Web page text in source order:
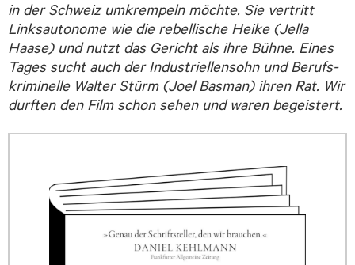
in der Schweiz um­krem­peln möchte. Sie ver­tritt
Links­auto­nome wie die rebel­lische Heike (Jella
Haase) und nutzt das Ge­richt als ihre Büh­ne. Eines
Tages sucht auch der Indus­triellen­sohn und Berufs­
krimi­nelle Walter Stürm (Joel Basman) ihren Rat. Wir
durften den Film schon sehen und waren begeistert.